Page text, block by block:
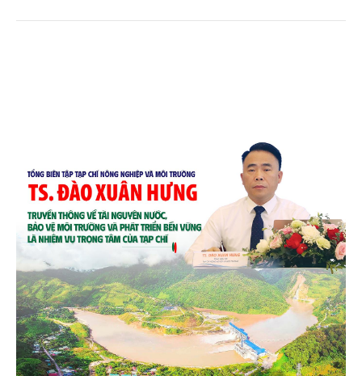
chén, dĩa... từ mo cau đã được thị trường trong nước